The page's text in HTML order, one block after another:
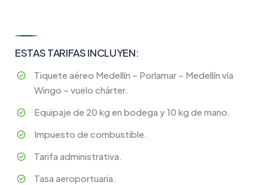
ESTAS TARIFAS INCLUYEN:
Tiquete aéreo Medellín – Porlamar – Medellín vía
Wingo – vuelo chárter.
Equipaje de 20 kg en bodega y 10 kg de mano.
Impuesto de combustible.
Tarifa administrativa.
Tasa aeroportuaria.